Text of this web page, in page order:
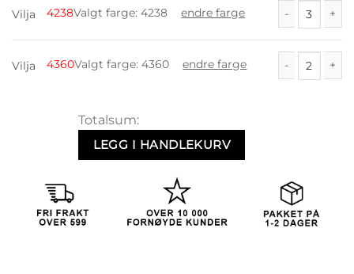
Vilja 4238Valgt farge:4238 endre farge
Vilja 4360Valgt farge:4360 endre farge
Totalsum:
LEGG I HANDLEKURV